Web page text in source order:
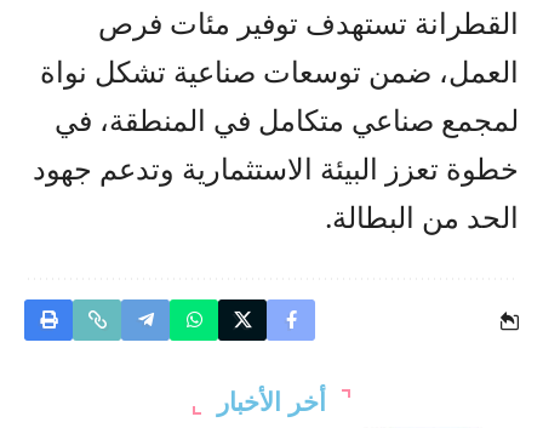
القطرانة تستهدف توفير مئات فرص
العمل، ضمن توسعات صناعية تشكل نواة
لمجمع صناعي متكامل في المنطقة، في
خطوة تعزز البيئة الاستثمارية وتدعم جهود
الحد من البطالة.
أخر الأخبار